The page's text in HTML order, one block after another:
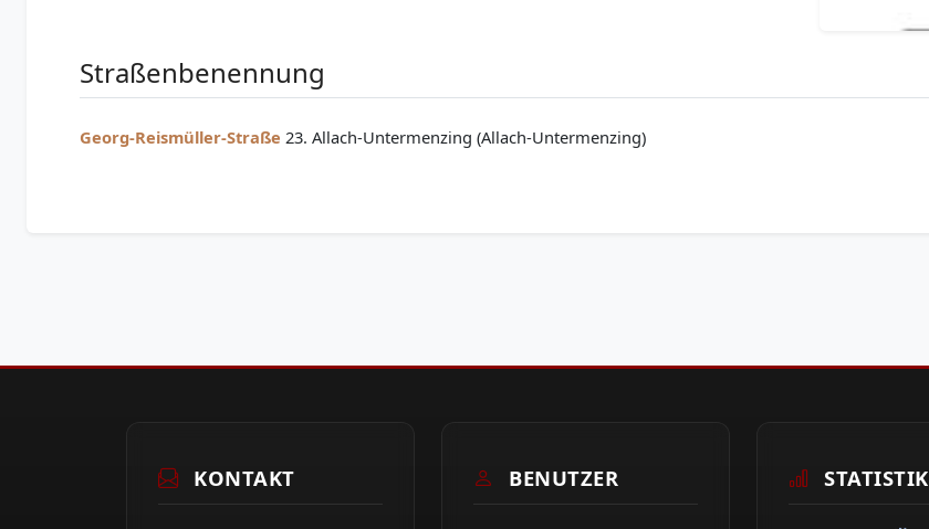
Straßenbenennung
Georg-Reismüller-Straße 23. Allach-Untermenzing (Allach-Untermenzing)
KONTAKT BENUTZER STATISTIK